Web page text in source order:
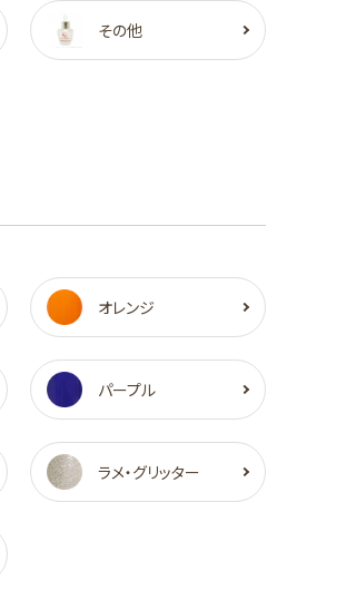
その他
オレンジ
パープル
ラメ・グリッター